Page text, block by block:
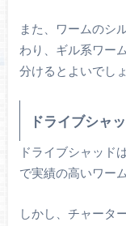
また、ワームのシ
わり、ギル系ワー
分けるとよいでしょ
ドライブシャ
ドライブシャッド
で実績の高いワーム
しかし、チャータ